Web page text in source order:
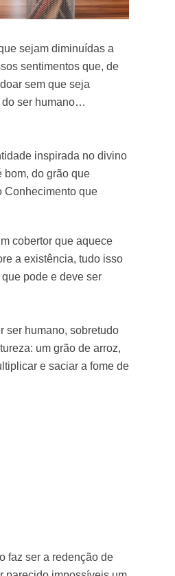
sejam diminuídas a
sentimentos que, de
sem que seja
do ser humano…
inspirada no divino
bom, do grão que
Conhecimento que
cobertor que aquece
a existência, tudo isso
pode e deve ser
ser humano, sobretudo
um grão de arroz,
e saciar a fome de
faz ser a redenção de